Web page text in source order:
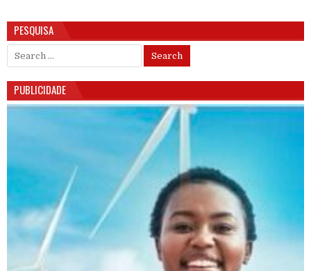
PESQUISA
Search for:
PUBLICIDADE